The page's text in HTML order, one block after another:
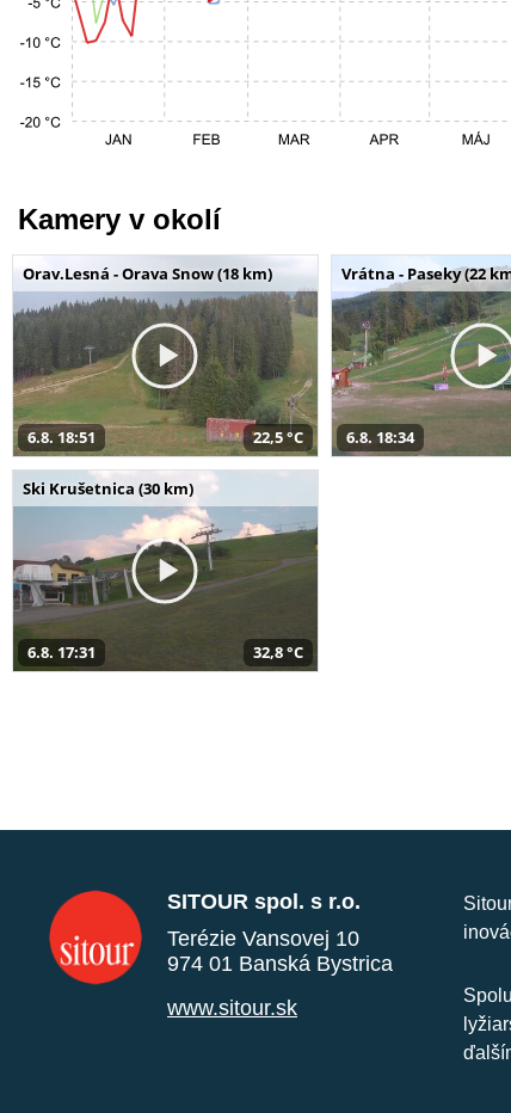
Kamery v okolí
Orav.Lesná - Orava Snow (18 km)
6.8. 18:51 22,5 °C
Vrátna - Paseky (22
6.8. 18:34
Ski Krušetnica (30 km)
6.8. 17:31 32,8 °C
SITOUR spol. s r.o.
Terézie Vansovej 10
974 01 Banská Bystrica
www.sitour.sk